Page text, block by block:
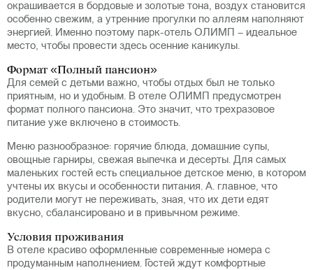
окрашивается в бордовые и золотые тона, воздух становится
особенно свежим, а утренние прогулки по аллеям наполняют
энергией. Именно поэтому парк-отель ОЛИМП – идеальное
место, чтобы провести здесь осенние каникулы.
Формат «Полный пансион»
Для семей с детьми важно, чтобы отдых был не только
приятным, но и удобным. В отеле ОЛИМП предусмотрен
формат полного пансиона. Это значит, что трехразовое
питание уже включено в стоимость.
Меню разнообразное: горячие блюда, домашние супы,
овощные гарниры, свежая выпечка и десерты. Для самых
маленьких гостей есть специальное детское меню, в котором
учтены их вкусы и особенности питания. А. главное, что
родители могут не переживать, зная, что их дети едят
вкусно, сбалансировано и в привычном режиме.
Условия проживания
В отеле красиво оформленные современные номера с
продуманным наполнением. Гостей ждут комфортные